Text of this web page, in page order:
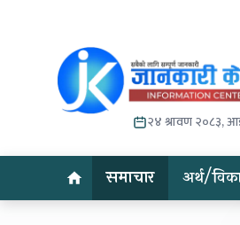
२४ श्रावण २०८३,
समाचार अर्थ/